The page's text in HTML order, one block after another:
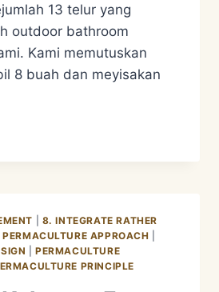
13 telur yang
outdoor bathroom
Kami memutuskan
8 buah dan meyisakan
8. INTEGRATE RATHER
PERMACULTURE APPROACH
|PERMACULTURE
PRINCIPLE